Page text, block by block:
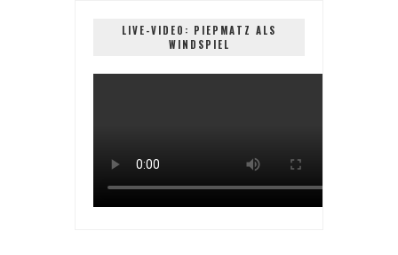
LIVE-VIDEO: PIEPMATZ ALS
WINDSPIEL